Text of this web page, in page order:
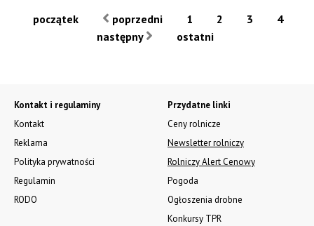
początek poprzedni 1 2 3
4
następny
ostatni
Kontakt i regulaminy
Kontakt
Reklama
Polityka prywatności
Regulamin
RODO
Przydatne linki
Ceny rolnicze
Newsletter rolniczy
Rolniczy Alert Cenowy
Pogoda
Ogłoszenia drobne
Konkursy TPR